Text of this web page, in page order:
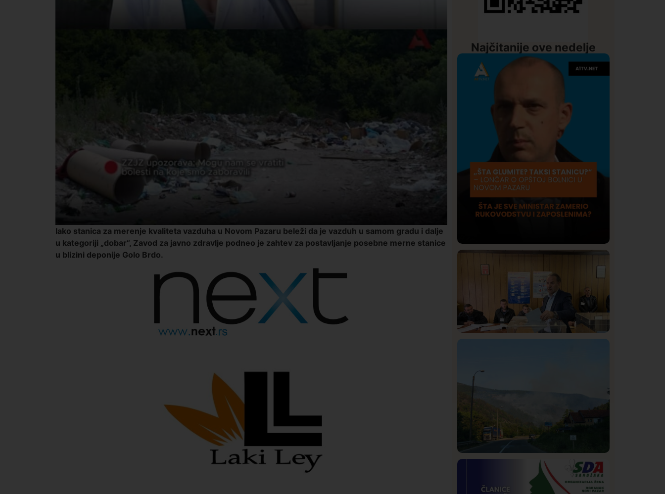
Iako stanica za merenje kvaliteta vazduha u Novom Pazaru beleži da je vazduh u samom gradu i dalje
u kategoriji „dobar“, Zavod za javno zdravlje podneo je zahtev za postavljanje posebne merne stanice
u blizini deponije Golo Brdo.
Najčitanije ove nedelje
Lončar o Opštoj bolnici u Novom
Pazaru: „Šta glumite? Taksi stanicu?“
Požar od Magliča do Ušća, brda u
plamenu – vatrogasci na terenu